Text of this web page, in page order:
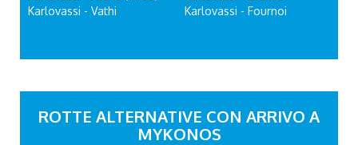
Karlovassi - Vathi
Karlovassi - Fournoi
ROTTE ALTERNATIVE CON ARRIVO A
MYKONOS